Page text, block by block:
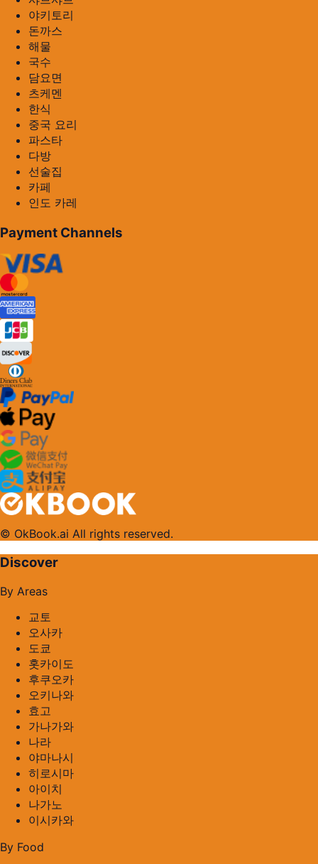
야키토리
돈까스
해물
국수
담요면
츠케멘
한식
중국 요리
파스타
다방
선술집
카페
인도 카레
Payment Channels
© OkBook.ai All rights reserved.
Discover
By Areas
교토
오사카
도쿄
홋카이도
후쿠오카
오키나와
효고
가나가와
나라
야마나시
히로시마
아이치
나가노
이시카와
By Food